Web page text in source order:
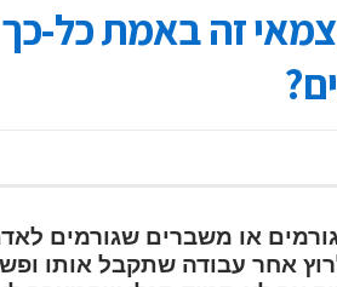
זה באמת כל-
או משברים שגורמים
אחר עבודה שתקבל אותו